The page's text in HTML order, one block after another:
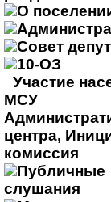
О
Совет
10-ОЗ
Участие
МСУ
центра,
комиссия
Публичные
слушания